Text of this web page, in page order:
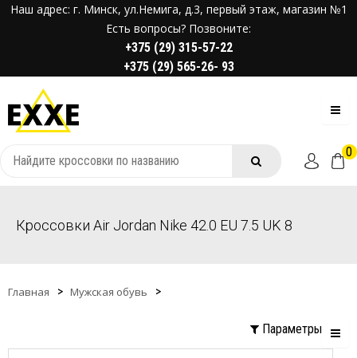
Наш адрес: г. Минск, ул.Немига, д.3, первый этаж, магазин №1
Есть вопросы? Позвоните:
+375 (29) 315-57-22
+375 (29) 565-26- 93
0
Кроссовки Air Jordan Nike 42.0 EU 7.5 UK 8
Главная Мужская обувь
Параметры